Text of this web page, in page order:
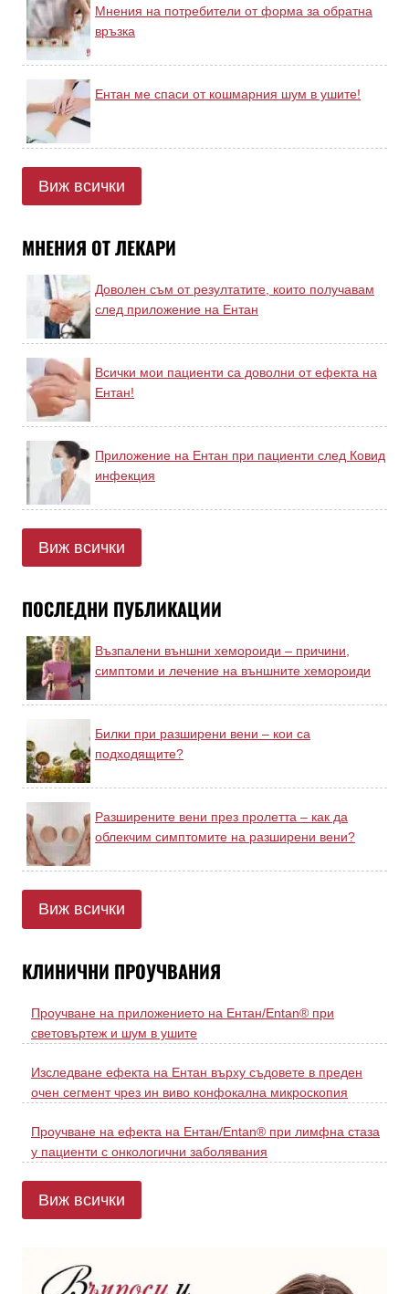
Мнения на потребители от форма за обратна
връзка
Ентан ме спаси от кошмарния шум в ушите!
Виж всички
МНЕНИЯ ОТ ЛЕКАРИ
Доволен съм от резултатите, които получавам
след приложение на Ентан
Всички мои пациенти са доволни от ефекта на
Ентан!
Приложение на Ентан при пациенти след Ковид
инфекция
Виж всички
ПОСЛЕДНИ ПУБЛИКАЦИИ
Възпалени външни хемороиди – причини,
симптоми и лечение на външните хемороиди
Билки при разширени вени – кои са
подходящите?
Разширените вени през пролетта – как да
облекчим симптомите на разширени вени?
Виж всички
КЛИНИЧНИ ПРОУЧВАНИЯ
Проучване на приложението на Ентан/Entan® при
световъртеж и шум в ушите
Изследване ефекта на Ентан върху съдовете в преден
очен сегмент чрез ин виво конфокална микроскопия
Проучване на ефекта на Ентан/Entan® при лимфна стаза
у пациенти с онкологични заболявания
Виж всички